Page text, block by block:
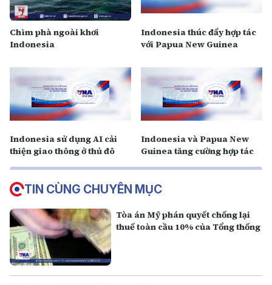
Chìm phà ngoài khơi
Indonesia
Indonesia thúc đẩy hợp tác
với Papua New Guinea
Indonesia sử dụng AI cải
thiện giao thông ở thủ đô
Indonesia và Papua New
Guinea tăng cường hợp tác
TIN CÙNG CHUYÊN MỤC
Tòa án Mỹ phán quyết chống lại
thuế toàn cầu 10% của Tổng thống